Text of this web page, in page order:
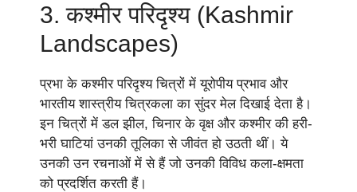
3. कश्मीर परिदृश्य (Kashmir
Landscapes)
प्रभा के कश्मीर परिदृश्य चित्रों में यूरोपीय प्रभाव और
भारतीय शास्त्रीय चित्रकला का सुंदर मेल दिखाई देता है।
इन चित्रों में डल झील, चिनार के वृक्ष और कश्मीर की हरी-
भरी घाटियां उनकी तूलिका से जीवंत हो उठती थीं। ये
उनकी उन रचनाओं में से हैं जो उनकी विविध कला-क्षमता
को प्रदर्शित करती हैं।